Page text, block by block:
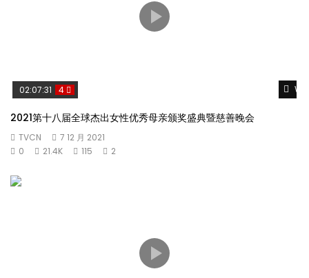
02:07:31 4
2021第十八届全球杰出女性优秀母亲颁奖盛典暨慈善晚会
TVCN
7 12 月 2021
0
21.4K 115 2